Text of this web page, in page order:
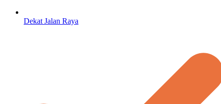
Dekat Jalan Raya